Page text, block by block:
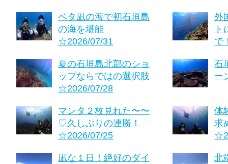
ベタ凪の海で初石垣島
の海を堪能
☆2026/07/31
外
ト
で
夏の石垣島北部のショ
ップならではの選択肢
☆2026/07/28
石
ー
マンタ２枚見れた〜〜
♡久しぶりの連勝！
☆2026/07/25
体
求
凪な１日！絶好のダイ
北